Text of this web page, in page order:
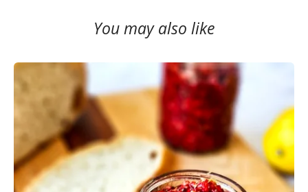
You may also like